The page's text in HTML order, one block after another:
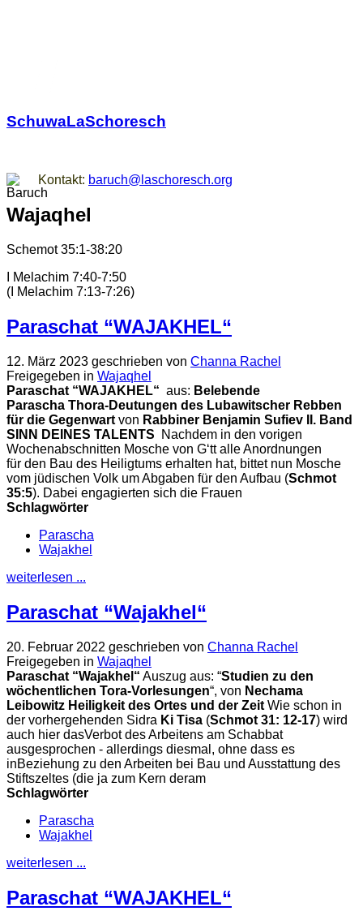
SchuwaLaSchoresch
Kontakt: baruch@laschoresch.org
Wajaqhel
Schemot 35:1-38:20
I Melachim 7:40-7:50
(I Melachim 7:13-7:26)
Paraschat “WAJAKHEL“
12. März 2023 geschrieben von Channa Rachel
Freigegeben in Wajaqhel
Paraschat “WAJAKHEL“ aus: Belebende
Parascha Thora-Deutungen des Lubawitscher Rebben
für die Gegenwart von Rabbiner Benjamin Sufiev
II. Band
SINN DEINES TALENTS
Nachdem in den vorigen
Wochenabschnitten Mosche von G‘tt alle Anordnungen
für den Bau des Heiligtums erhalten hat, bittet nun Mosche
vom jüdischen Volk um Abgaben für den Aufbau (Schmot
35:5). Dabei engagierten sich die Frauen
Schlagwörter
Parascha
Wajakhel
weiterlesen ...
Paraschat “Wajakhel“
20. Februar 2022 geschrieben von Channa Rachel
Freigegeben in Wajaqhel
Paraschat “Wajakhel“ Auszug aus: “Studien zu den
wöchentlichen Tora-Vorlesungen“, von Nechama
Leibowitz Heiligkeit des Ortes und der Zeit Wie schon in
der vorhergehenden Sidra Ki Tisa (Schmot 31: 12-17) wird
auch hier dasVerbot des Arbeitens am Schabbat
ausgesprochen - allerdings diesmal, ohne dass es
inBeziehung zu den Arbeiten bei Bau und Ausstattung des
Stiftszeltes (die ja zum Kern deram
Schlagwörter
Parascha
Wajakhel
weiterlesen ...
Paraschat “WAJAKHEL“